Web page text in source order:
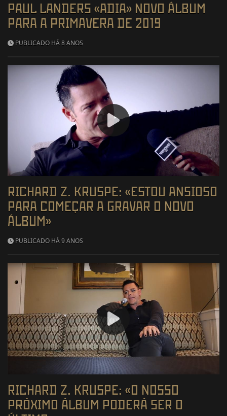
PAUL LANDERS «ADIA» NOVO ÁLBUM
PARA A PRIMAVERA DE 2019
PUBLICADO HÁ 8 ANOS
RICHARD Z. KRUSPE: «ESTOU ANSIOSO
PARA COMEÇAR A GRAVAR O NOVO
ÁLBUM»
PUBLICADO HÁ 9 ANOS
RICHARD Z. KRUSPE: «O NOSSO
PRÓXIMO ÁLBUM PODERÁ SER O